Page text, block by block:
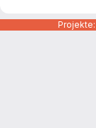
Projekte: